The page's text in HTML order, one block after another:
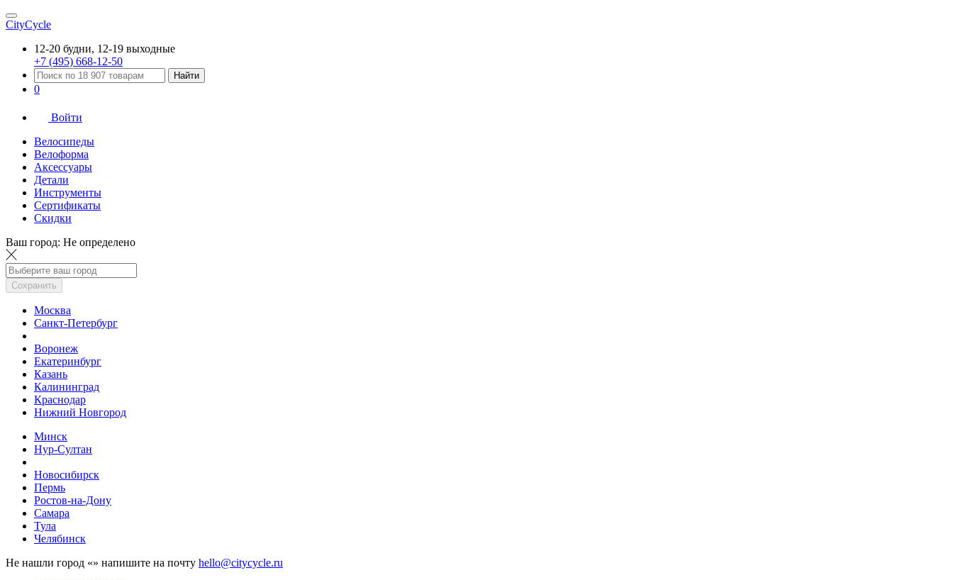
CityCycle
12-20 будни, 12-19 выходные
+7 (495) 668-12-50
Найти
0
Войти
Велосипеды
Велоформа
Аксессуары
Детали
Инструменты
Сертификаты
Скидки
Ваш город: Не определено
Сохранить
Москва
Санкт-Петербург
Воронеж
Екатеринбург
Казань
Калининград
Краснодар
Нижний Новгород
Минск
Нур-Султан
Новосибирск
Пермь
Ростов-на-Дону
Самара
Тула
Челябинск
Не нашли город «» напишите на почту hello@citycycle.ru